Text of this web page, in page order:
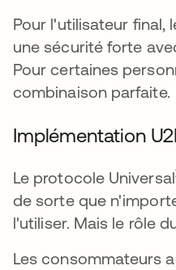
Pour l'utilisateur final,
une sécurité forte
Pour certaines
combinaison parfaite.
Implémentation
Le protocole Universal
de sorte que
l'utiliser. Mais le rôle
Les consommateurs